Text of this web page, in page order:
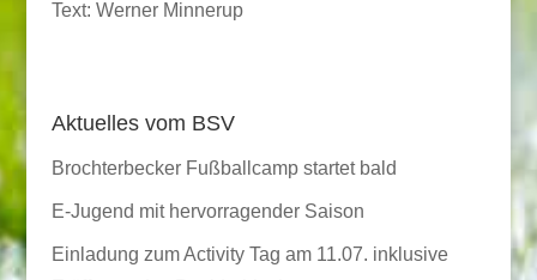
Text: Werner Minnerup
Aktuelles vom BSV
Brochterbecker Fußballcamp startet bald
E-Jugend mit hervorragender Saison
Einladung zum Activity Tag am 11.07. inklusive